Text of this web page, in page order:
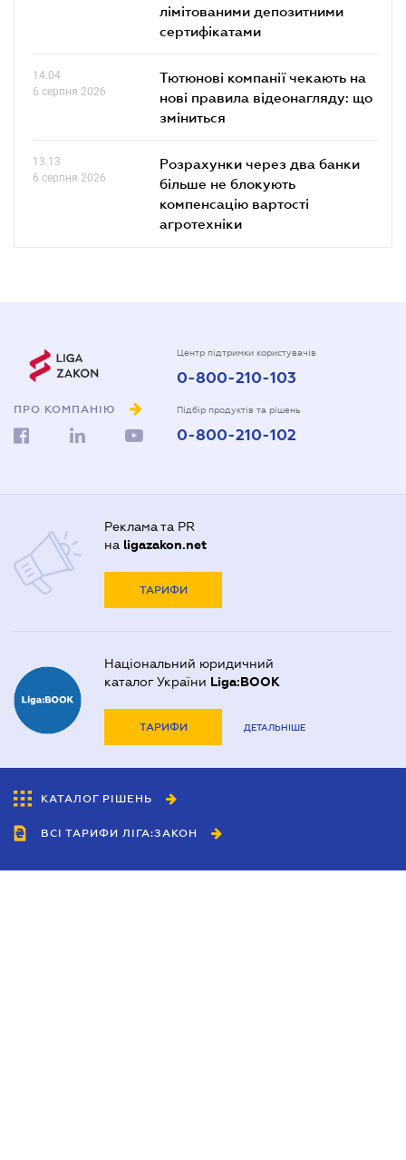
лімітованими депозитними
сертифікатами
14.04
6 серпня 2026
Тютюнові компанії чекають на
нові правила відеонагляду: що
зміниться
13.13
6 серпня 2026
Розрахунки через два банки
більше не блокують
компенсацію вартості
агротехніки
ПРО КОМПАНІЮ
Центр підтримки користувачів
0-800-210-103
Підбір продуктів та рішень
0-800-210-102
Реклама та PR
на ligazakon.net
ТАРИФИ
Національний юридичний
каталог України Liga:BOOK
ТАРИФИ ДЕТАЛЬНІШЕ
КАТАЛОГ РІШЕНЬ
ВСІ ТАРИФИ ЛІГА:ЗАКОН